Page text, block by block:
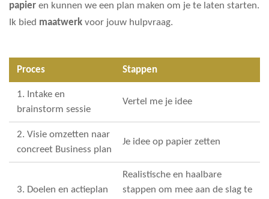
papier en kunnen we een plan maken om je te laten starten.
Ik bied maatwerk voor jouw hulpvraag.
Proces Stappen
1. Intake en
brainstorm sessie
Vertel me je idee
2. Visie omzetten naar
concreet Business plan
Je idee op papier zetten
3. Doelen en actieplan
Realistische en haalbare
stappen om mee aan de slag te